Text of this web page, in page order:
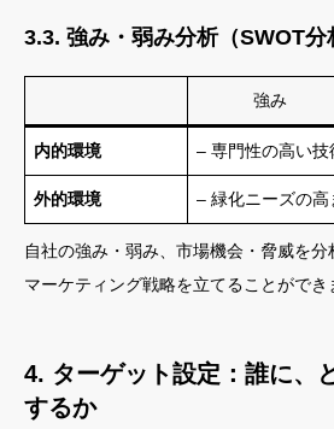
3.3. 強み・弱み分析（SWOT分
強み
内的環境 – 専門性の高い
外的環境 – 緑化ニーズの
自社の強み・弱み、市場機会・脅威を
マーケティング戦略を立てることができ
4. ターゲット設定：誰に、
するか